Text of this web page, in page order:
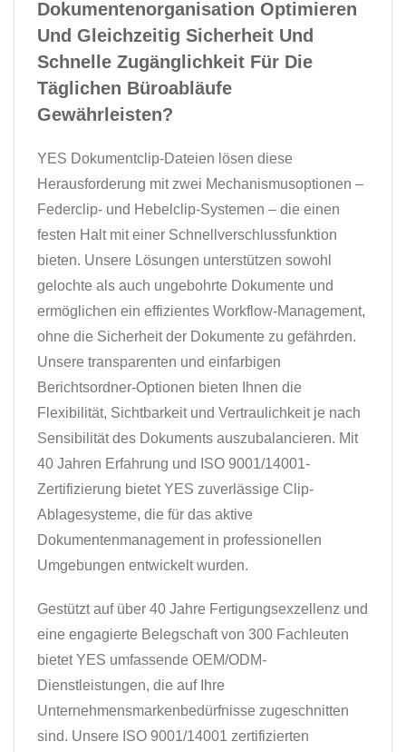
Dokumentenorganisation Optimieren
Und Gleichzeitig Sicherheit Und
Schnelle Zugänglichkeit Für Die
Täglichen Büroabläufe
Gewährleisten?
YES Dokumentclip-Dateien lösen diese
Herausforderung mit zwei Mechanismusoptionen –
Federclip- und Hebelclip-Systemen – die einen
festen Halt mit einer Schnellverschlussfunktion
bieten. Unsere Lösungen unterstützen sowohl
gelochte als auch ungebohrte Dokumente und
ermöglichen ein effizientes Workflow-Management,
ohne die Sicherheit der Dokumente zu gefährden.
Unsere transparenten und einfarbigen
Berichtsordner-Optionen bieten Ihnen die
Flexibilität, Sichtbarkeit und Vertraulichkeit je nach
Sensibilität des Dokuments auszubalancieren. Mit
40 Jahren Erfahrung und ISO 9001/14001-
Zertifizierung bietet YES zuverlässige Clip-
Ablagesysteme, die für das aktive
Dokumentenmanagement in professionellen
Umgebungen entwickelt wurden.
Gestützt auf über 40 Jahre Fertigungsexzellenz und
eine engagierte Belegschaft von 300 Fachleuten
bietet YES umfassende OEM/ODM-
Dienstleistungen, die auf Ihre
Unternehmensmarkenbedürfnisse zugeschnitten
sind. Unsere ISO 9001/14001 zertifizierten